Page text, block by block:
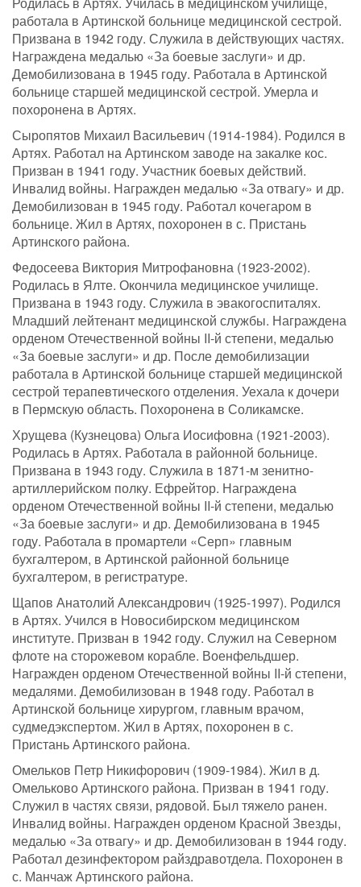
работала в Артинской больнице медицинской сестрой.
Призвана в 1942 году. Служила в действующих частях.
Награждена медалью «За боевые заслуги» и др.
Демобилизована в 1945 году. Работала в Артинской
больнице старшей медицинской сестрой. Умерла и
похоронена в Артях.
Сыропятов Михаил Васильевич (1914-1984). Родился в
Артях. Работал на Артинском заводе на закалке кос.
Призван в 1941 году. Участник боевых действий.
Инвалид войны. Награжден медалью «За отвагу» и др.
Демобилизован в 1945 году. Работал кочегаром в
больнице. Жил в Артях, похоронен в с. Пристань
Артинского района.
Федосеева Виктория Митрофановна (1923-2002).
Родилась в Ялте. Окончила медицинское училище.
Призвана в 1943 году. Служила в эвакогоспиталях.
Младший лейтенант медицинской службы. Награждена
орденом Отечественной войны II-й степени, медалью
«За боевые заслуги» и др. После демобилизации
работала в Артинской больнице старшей медицинской
сестрой терапевтического отделения. Уехала к дочери
в Пермскую область. Похоронена в Соликамске.
Хрущева (Кузнецова) Ольга Иосифовна (1921-2003).
Родилась в Артях. Работала в районной больнице.
Призвана в 1943 году. Служила в 1871-м зенитно-
артиллерийском полку. Ефрейтор. Награждена
орденом Отечественной войны II-й степени, медалью
«За боевые заслуги» и др. Демобилизована в 1945
году. Работала в промартели «Серп» главным
бухгалтером, в Артинской районной больнице
бухгалтером, в регистратуре.
Щапов Анатолий Александрович (1925-1997). Родился
в Артях. Учился в Новосибирском медицинском
институте. Призван в 1942 году. Служил на Северном
флоте на сторожевом корабле. Военфельдшер.
Награжден орденом Отечественной войны II-й степени,
медалями. Демобилизован в 1948 году. Работал в
Артинской больнице хирургом, главным врачом,
судмедэкспертом. Жил в Артях, похоронен в с.
Пристань Артинского района.
Омельков Петр Никифорович (1909-1984). Жил в д.
Омельково Артинского района. Призван в 1941 году.
Служил в частях связи, рядовой. Был тяжело ранен.
Инвалид войны. Награжден орденом Красной Звезды,
медалью «За отвагу» и др. Демобилизован в 1944 году.
Работал дезинфектором райздравотдела. Похоронен в
с. Манчаж Артинского района.